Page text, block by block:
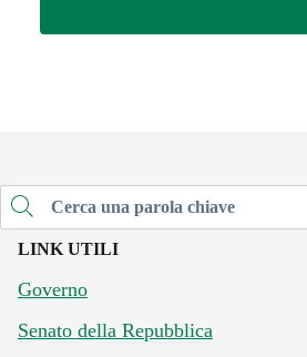
Cerca una parola chiave
LINK UTILI
Governo
Senato della Repubblica